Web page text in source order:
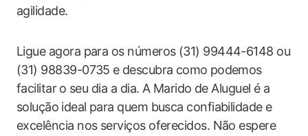
agilidade.
Ligue agora para os números (31) 99444-6148 ou‌
(31) 98839-0735 e⁣ descubra como ⁣podemos
facilitar⁢ o seu dia​ a ‌dia.‍ A Marido de Aluguel é a
solução ⁣ideal ​para quem busca confiabilidade e
excelência nos serviços oferecidos. Não espere